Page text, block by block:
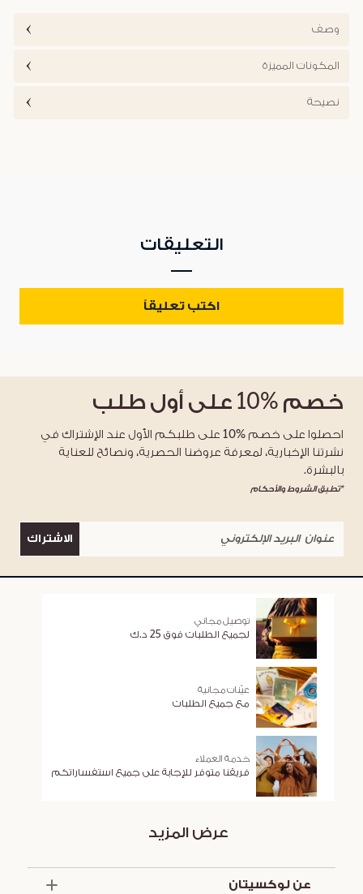
وصف
المكونات المميزة
نصيحة
التعليقات
اكتب تعليقاً
خصم %10 على أول طلب
احصلوا على خصم %10 على طلبكم الأول عند الإشتراك في
نشرتنا الإخبارية، لمعرفة عروضنا الحصرية، ونصائح للعناية
بالبشرة.
*تطبق الشروط والأحكام
الاشتراك
توصيل مجاني
لجميع الطلبات فوق 25 د.ك
عيّنات مجانية
مع جميع الطلبات
خدمة العملاء
فريقنا متوفر للإجابة على جميع استفساراتكم
عرض المزيد
عن لوكسيتان